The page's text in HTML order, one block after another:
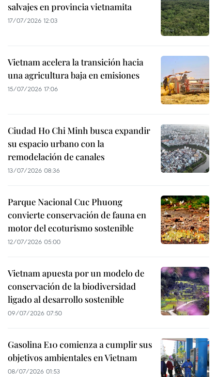
salvajes en provincia vietnamita
17/07/2026 12:03
Vietnam acelera la transición hacia
una agricultura baja en emisiones
15/07/2026 17:06
Ciudad Ho Chi Minh busca expandir
su espacio urbano con la
remodelación de canales
13/07/2026 08:36
Parque Nacional Cuc Phuong
convierte conservación de fauna en
motor del ecoturismo sostenible
12/07/2026 05:00
Vietnam apuesta por un modelo de
conservación de la biodiversidad
ligado al desarrollo sostenible
09/07/2026 07:50
Gasolina E10 comienza a cumplir sus
objetivos ambientales en Vietnam
08/07/2026 01:53